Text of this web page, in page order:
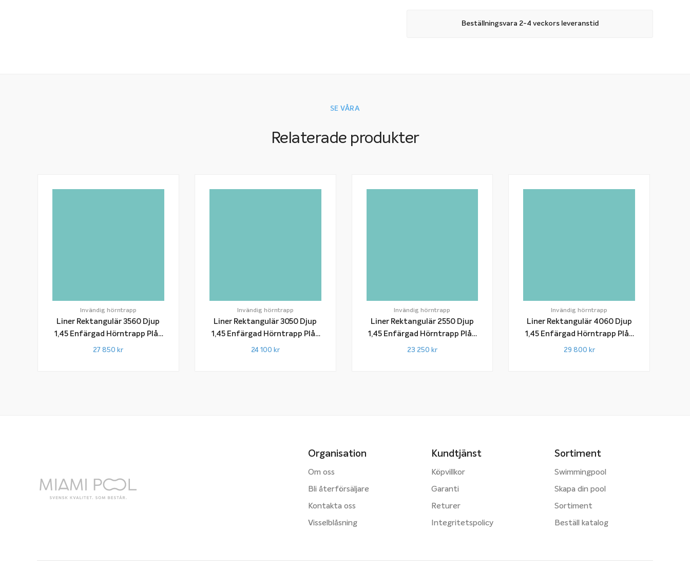
Beställningsvara 2-4 veckors leveranstid
SE VÅRA
Relaterade produkter
Invändig hörntrapp
Liner Rektangulär 3560 Djup
1,45 Enfärgad Hörntrapp Plåt
Snap-In-List
27 850 kr
Invändig hörntrapp
Liner Rektangulär 3050 Djup
1,45 Enfärgad Hörntrapp Plåt
Snap-In-List
24 100 kr
Invändig hörntrapp
Liner Rektangulär 2550 Djup
1,45 Enfärgad Hörntrapp Plåt
Snap-In-List
23 250 kr
Invändig hörntrapp
Liner Rektangulär 4060 Djup
1,45 Enfärgad Hörntrapp Plåt
Snap-In-List
29 800 kr
Sortiment
Swimmingpool
Skapa din pool
Sortiment
Beställ katalog
Kundtjänst
Köpvillkor
Garanti
Returer
Integritetspolicy
Organisation
Om oss
Bli återförsäljare
Kontakta oss
Visselblåsning